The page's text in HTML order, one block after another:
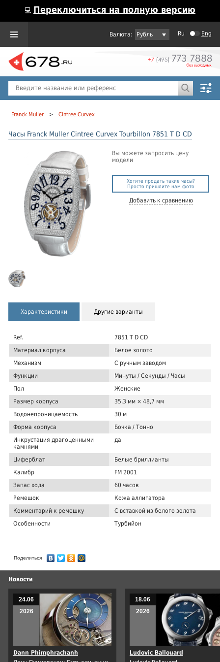
💻 Переключиться на полную версию
Рубль Ru Eng
Franck Muller > Cintree Curvex
Часы Franck Muller Cintree Curvex Tourbillon 7851 T D CD
Вы можете запросить цену
модели
Хотите продать такие часы?
Просто пришлите нам фото
Добавить к сравнению
Характеристики Другие варианты
Ref.
7851 T D CD
Материал корпуса
Белое золото
Механизм
С ручным заводом
Функции
Минуты / Секунды / Часы
Пол
Женские
Размер корпуса
35,3 мм × 48,7 мм
Водонепроницаемость
30 м
Форма корпуса
Бочка / Тонно
Инкрустация драгоценными
камнями
да
Циферблат
Белые бриллианты
Калибр
FM 2001
Запас хода
60 часов
Ремешок
Кожа аллигатора
Комментарий к ремешку
С вставкой из белого золота
Особенности
Турбийон
Поделиться
Новости
24.06
2026
Dann Phimphrachanh
18.06
2026
Ludovic Ballouard